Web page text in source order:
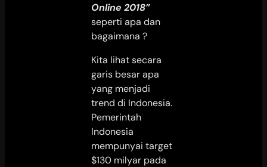
Online 2018”
seperti apa dan
bagaimana ?
Kita lihat secara
garis besar apa
yang menjadi
trend di Indonesia.
Pemerintah
Indonesia
mempunyai target
$130 milyar pada